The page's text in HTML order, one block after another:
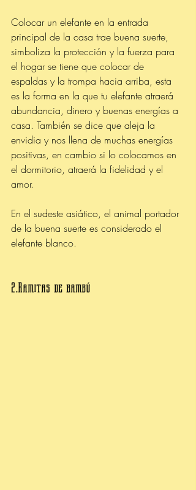
Colocar un elefante en la entrada
principal de la casa trae buena suerte,
simboliza la protección y la fuerza para
el hogar se tiene que colocar de
espaldas y la trompa hacia arriba, esta
es la forma en la que tu elefante atraerá
abundancia, dinero y buenas energías a
casa. También se dice que aleja la
envidia y nos llena de muchas energías
positivas, en cambio si lo colocamos en
el dormitorio, atraerá la fidelidad y el
amor.
En el sudeste asiático, el animal portador
de la buena suerte es considerado el
elefante blanco.
2.Ramitas de bambú